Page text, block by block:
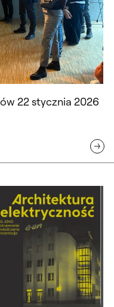
22 stycznia 2026
1880-